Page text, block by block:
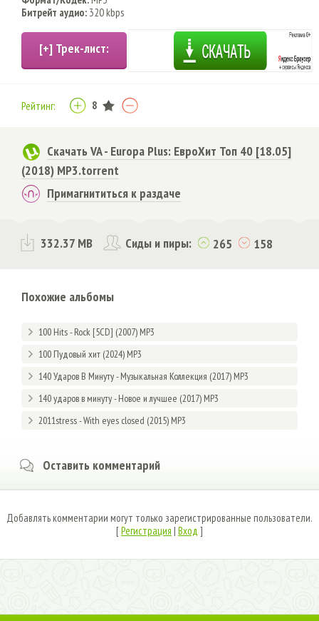
Битрейт аудио: 320 kbps
Рейтинг: 8
Скачать VA - Europa Plus: ЕвроХит Топ 40 [18.05]
(2018) MP3.torrent
Примагнититься к раздаче
332.37 MB Сиды и пиры: 265 158
Похожие альбомы
100 Hits - Rock [5CD] (2007) MP3
100 Пудовый хит (2024) MP3
140 Ударов В Минуту - Музыкальная Коллекция (2017) MP3
140 ударов в минуту - Новое и лучшее (2017) MP3
2011stress - With eyes closed (2015) MP3
Оставить комментарий
Добавлять комментарии могут только зарегистрированные пользователи.
[Регистрация | Вход ]